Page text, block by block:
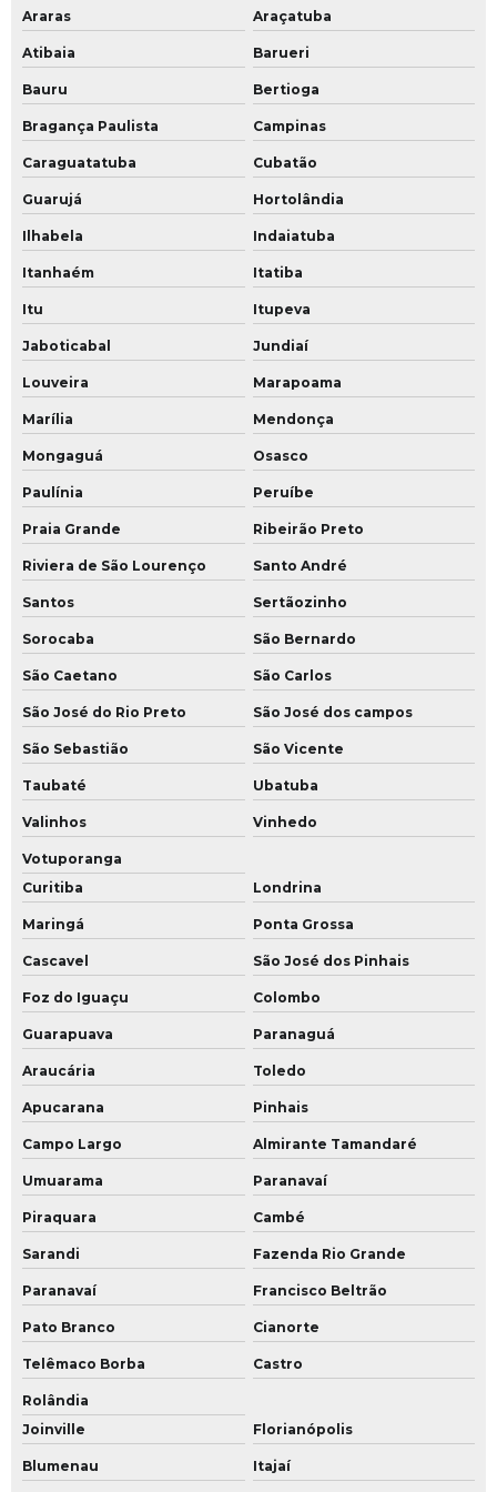
Araras Araçatuba
Atibaia Barueri
Bauru Bertioga
Bragança Paulista Campinas
Caraguatatuba Cubatão
Guarujá Hortolândia
Ilhabela Indaiatuba
Itanhaém Itatiba
Itu Itupeva
Jaboticabal Jundiaí
Louveira Marapoama
Marília Mendonça
Mongaguá Osasco
Paulínia Peruíbe
Praia Grande Ribeirão Preto
Riviera de São Lourenço Santo André
Santos Sertãozinho
Sorocaba São Bernardo
São Caetano São Carlos
São José do Rio Preto São José dos campos
São Sebastião São Vicente
Taubaté Ubatuba
Valinhos Vinhedo
Votuporanga
Curitiba
Londrina
Maringá Ponta Grossa
Cascavel São José dos Pinhais
Foz do Iguaçu Colombo
Guarapuava Paranaguá
Araucária Toledo
Apucarana Pinhais
Campo Largo Almirante Tamandaré
Umuarama Paranavaí
Piraquara Cambé
Sarandi Fazenda Rio Grande
Paranavaí Francisco Beltrão
Pato Branco Cianorte
Telêmaco Borba Castro
Rolândia
Joinville
Florianópolis
Blumenau Itajaí